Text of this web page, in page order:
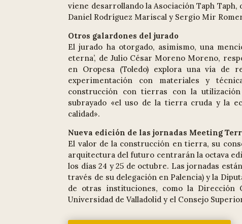
viene desarrollando la Asociación Taph
Daniel Rodríguez Mariscal y Sergio Mir
Otros galardones del jurado
El jurado ha otorgado, asimismo, una
eterna’, de Julio César Moreno Moreno,
en Oropesa (Toledo) explora una vía de
experimentación con materiales y
construcción con tierras con la
subrayado «el uso de la tierra cruda y la
calidad».
Nueva edición de las jornadas Meeting
El valor de la construcción en tierra, su
arquitectura del futuro centrarán la octava
los días 24 y 25 de octubre. Las jornadas
través de su delegación en Palencia) y la
de otras instituciones, como la Dirección
Universidad de Valladolid y el Consejo